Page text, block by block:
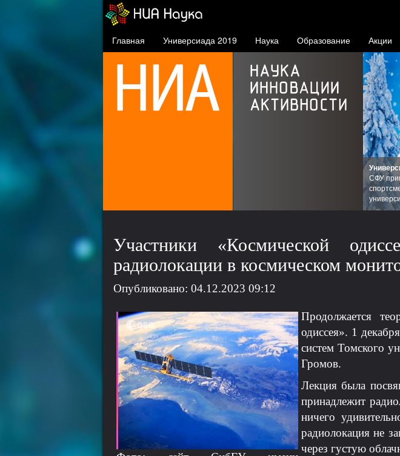
Главная Универсиада 2019 Наука Образование Акции
СФУ
Участники «Космической
радиолокации в космическом
Опубликовано: 04.12.2023 09:12
Продолжается
одиссея». 1
систем Томского
Громов.
Лекция была
принадлежит
ничего
радиолокация не
через густую